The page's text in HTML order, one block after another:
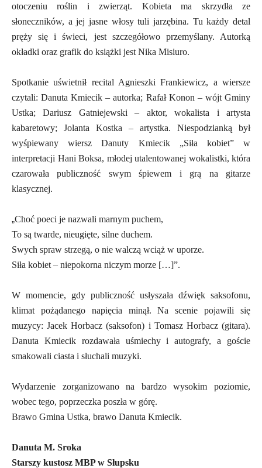
otoczeniu roślin i zwierząt. Kobieta ma skrzydła ze
słoneczników, a jej jasne włosy tuli jarzębina. Tu każdy detal
pręży się i świeci, jest szczegółowo przemyślany. Autorką
okładki oraz grafik do książki jest Nika Misiuro.
Spotkanie uświetnił recital Agnieszki Frankiewicz, a wiersze
czytali: Danuta Kmiecik – autorka; Rafał Konon – wójt Gminy
Ustka; Dariusz Gatniejewski – aktor, wokalista i artysta
kabaretowy; Jolanta Kostka – artystka. Niespodzianką był
wyśpiewany wiersz Danuty Kmiecik „Siła kobiet” w
interpretacji Hani Boksa, młodej utalentowanej wokalistki, która
czarowała publiczność swym śpiewem i grą na gitarze
klasycznej.
„Choć poeci je nazwali marnym puchem,
To są twarde, nieugięte, silne duchem.
Swych spraw strzegą, o nie walczą wciąż w uporze.
Siła kobiet – niepokorna niczym morze […]”.
W momencie, gdy publiczność usłyszała dźwięk saksofonu,
klimat pożądanego napięcia minął. Na scenie pojawili się
muzycy: Jacek Horbacz (saksofon) i Tomasz Horbacz (gitara).
Danuta Kmiecik rozdawała uśmiechy i autografy, a goście
smakowali ciasta i słuchali muzyki.
Wydarzenie zorganizowano na bardzo wysokim poziomie,
wobec tego, poprzeczka poszła w górę.
Brawo Gmina Ustka, brawo Danuta Kmiecik.
Danuta M. Sroka
Starszy kustosz MBP w Słupsku